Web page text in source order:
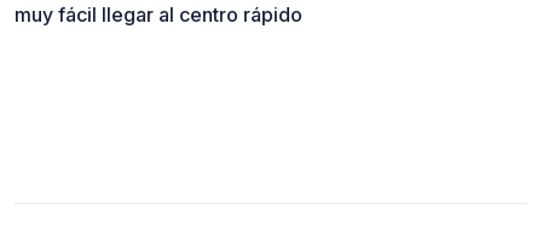
muy fácil llegar al centro rápido